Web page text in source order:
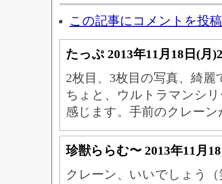
この記事にコメントを投
たっぷ 2013年11月18日(月
2枚目、3枚目の写真、綺麗
ちょと、ウルトラマンシ
感じます。手前のクレーン
珍獣ららむ〜 2013年11月
クレーン、いいでしょう（